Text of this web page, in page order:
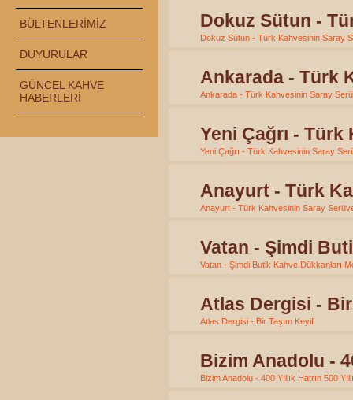
BÜLTENLERİMİZ
DUYURULAR
GÜNCEL KAHVE
HABERLERİ
Dokuz Sütun -
Dokuz Sütun - Türk Kahvesinin Saray
Ankarada - Türk
Ankarada - Türk Kahvesinin Saray
Yeni Çağrı -
Yeni Çağrı - Türk Kahvesinin Saray
Anayurt - Türk
Anayurt - Türk Kahvesinin Saray
Vatan - Şimdi
Vatan - Şimdi Butik Kahve Dükkanları
Atlas Dergisi - Bir
Atlas Dergisi - Bir Taşım Keyif
Bizim Anadolu -
Bizim Anadolu - 400 Yıllık Hatrın 500